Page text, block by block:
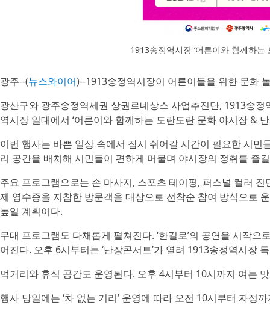
1913송정역시장 ‘어른이와 함께하
광주--(뉴스와이어)--1913송정역시장이 어른이들을 위한 문화
광산구와 광주송정역세권 상권르네상스 사업추진단, 1913송
역시장 일대에서 ‘어른이와 함께하는 도란도란 문화 야시장 &
이번 행사는 바쁜 일상 속에서 잠시 쉬어갈 시간이 필요한 시
리 공간을 배치해 시민들이 편하게 머물며 야시장의 정취를 즐
주요 프로그램으로는 손 마사지, 스포츠 테이핑, 퍼스널 컬러
제 영수증을 지참한 방문객을 대상으로 선착순 참여 방식으로
높일 계획이다.
무대 프로그램도 다채롭게 펼쳐진다. ‘한길로’의 공연을 시작
어진다. 오후 6시부터는 ‘난장콘서트’가 열려 1913송정역시장
먹거리와 휴식 공간도 운영된다. 오후 4시부터 10시까지 여는
행사 당일에는 ‘차 없는 거리’ 운영에 따라 오전 10시부터 자정